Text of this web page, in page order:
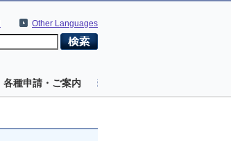
Other Languages
各種申請・ご案内